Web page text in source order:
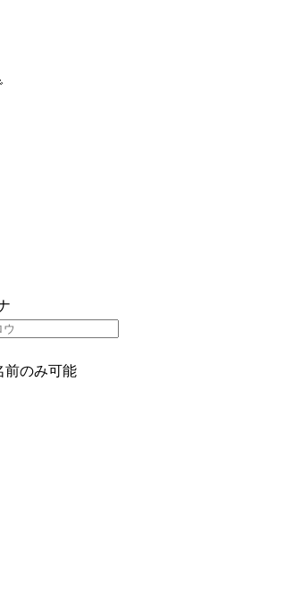
前のみ可能